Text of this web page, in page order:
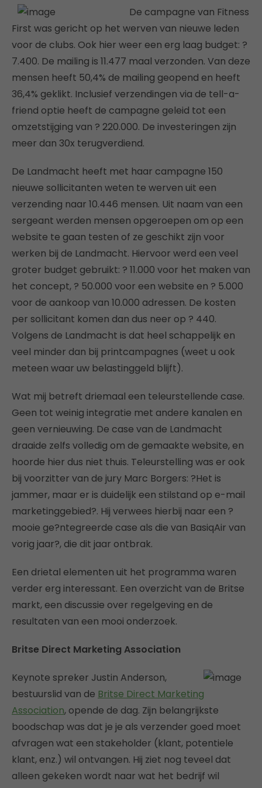
De campagne van Fitness
First was gericht op het werven van nieuwe leden
voor de clubs. Ook hier weer een erg laag budget: ?
7.400. De mailing is 11.477 maal verzonden. Van deze
mensen heeft 50,4% de mailing geopend en heeft
36,4% geklikt. Inclusief verzendingen via de tell-a-
friend optie heeft de campagne geleid tot een
omzetstijging van ? 220.000. De investeringen zijn
meer dan 30x terugverdiend.
De Landmacht heeft met haar campagne 150
nieuwe sollicitanten weten te werven uit een
verzending naar 10.446 mensen. Uit naam van een
sergeant werden mensen opgeroepen om op een
website te gaan testen of ze geschikt zijn voor
werken bij de Landmacht. Hiervoor werd een veel
groter budget gebruikt: ? 11.000 voor het maken van
het concept, ? 50.000 voor een website en ? 5.000
voor de aankoop van 10.000 adressen. De kosten
per sollicitant komen dan dus neer op ? 440.
Volgens de Landmacht is dat heel schappelijk en
veel minder dan bij printcampagnes (weet u ook
meteen waar uw belastinggeld blijft).
Wat mij betreft driemaal een teleurstellende case.
Geen tot weinig integratie met andere kanalen en
geen vernieuwing. De case van de Landmacht
draaide zelfs volledig om de gemaakte website, en
hoorde hier dus niet thuis. Teleurstelling was er ook
bij voorzitter van de jury Marc Borgers: ?Het is
jammer, maar er is duidelijk een stilstand op e-mail
marketinggebied?. Hij verwees hierbij naar een ?
mooie ge?ntegreerde case als die van BasiqAir van
vorig jaar?, die dit jaar ontbrak.
Een drietal elementen uit het programma waren
verder erg interessant. Een overzicht van de Britse
markt, een discussie over regelgeving en de
resultaten van een mooi onderzoek.
Britse Direct Marketing Association
Keynote spreker Justin Anderson,
bestuurslid van de Britse Direct Marketing
Association, opende de dag. Zijn belangrijkste
boodschap was dat je je als verzender goed moet
afvragen wat een stakeholder (klant, potentiele
klant, enz.) wil ontvangen. Hij ziet nog teveel dat
alleen gekeken wordt naar wat het bedrijf wil